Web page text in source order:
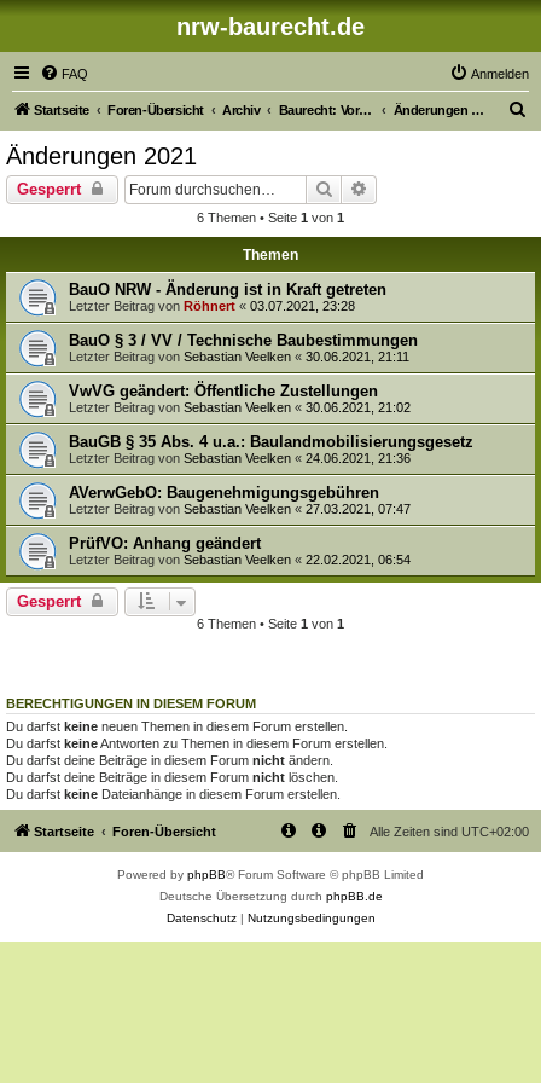
nrw-baurecht.de
FAQ Anmelden
Startseite Foren-Übersicht Archiv Baurecht: Vorschriftenänderungen der Vorjahre Änderungen 2021
Änderungen 2021
Gesperrt Suche
6 Themen • Seite 1 von 1
Themen
BauO NRW - Änderung ist in Kraft getreten
Letzter Beitrag von Röhnert « 03.07.2021, 23:28
BauO § 3 / VV / Technische Baubestimmungen
Letzter Beitrag von Sebastian Veelken « 30.06.2021, 21:11
VwVG geändert: Öffentliche Zustellungen
Letzter Beitrag von Sebastian Veelken « 30.06.2021, 21:02
BauGB § 35 Abs. 4 u.a.: Baulandmobilisierungsgesetz
Letzter Beitrag von Sebastian Veelken « 24.06.2021, 21:36
AVerwGebO: Baugenehmigungsgebühren
Letzter Beitrag von Sebastian Veelken « 27.03.2021, 07:47
PrüfVO: Anhang geändert
Letzter Beitrag von Sebastian Veelken « 22.02.2021, 06:54
Gesperrt
6 Themen • Seite 1 von 1
BERECHTIGUNGEN IN DIESEM FORUM
Du darfst keine neuen Themen in diesem Forum erstellen.
Du darfst keineAntworten zu Themen in diesem Forum erstellen.
Du darfst deine Beiträge in diesem Forum nicht ändern.
Du darfst deine Beiträge in diesem Forum nicht löschen.
Du darfst keine Dateianhänge in diesem Forum erstellen.
Startseite Foren-Übersicht Alle Zeiten sind UTC+02:00
Powered by phpBB® Forum Software © phpBB Limited
Deutsche Übersetzung durch phpBB.de
Datenschutz| Nutzungsbedingungen